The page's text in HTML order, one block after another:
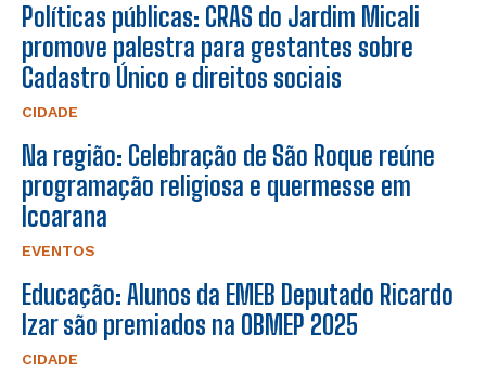
Políticas públicas: CRAS do Jardim Micali
promove palestra para gestantes sobre
Cadastro Único e direitos sociais
CIDADE
Na região: Celebração de São Roque reúne
programação religiosa e quermesse em
Icoarana
EVENTOS
Educação: Alunos da EMEB Deputado Ricardo
Izar são premiados na OBMEP 2025
CIDADE